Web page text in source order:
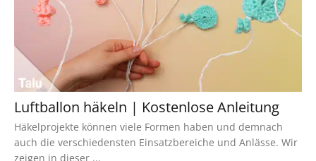
Luftballon häkeln | Kostenlose Anleitung
Häkelprojekte können viele Formen haben und demnach
auch die verschiedensten Einsatzbereiche und Anlässe. Wir
zeigen in dieser ...